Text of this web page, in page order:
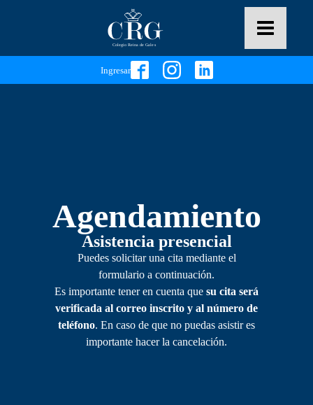
Ingresar
Agendamiento
Asistencia presencial
Puedes solicitar una cita mediante el
formulario a continuación.
Es importante tener en cuenta que su cita será
verificada al correo inscrito y al número de
teléfono. En caso de que no puedas asistir es
importante hacer la cancelación.